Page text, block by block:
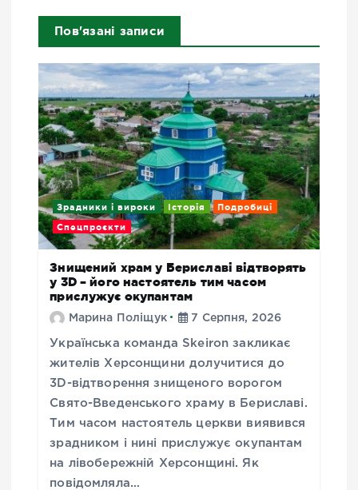
Пов'язані записи
Зрадники і вироки Історія Подробиці
Спецпроєкти
Знищений храм у Бериславі відтворять
у 3D – його настоятель тим часом
прислужує окупантам
Марина Поліщук 7 Серпня, 2026
Українська команда Skeiron закликає
жителів Херсонщини долучитися до
3D-відтворення знищеного ворогом
Свято-Введенського храму в Бериславі.
Тим часом настоятель церкви виявився
зрадником і нині прислужує окупантам
на лівобережній Херсонщині. Як
повідомляла…